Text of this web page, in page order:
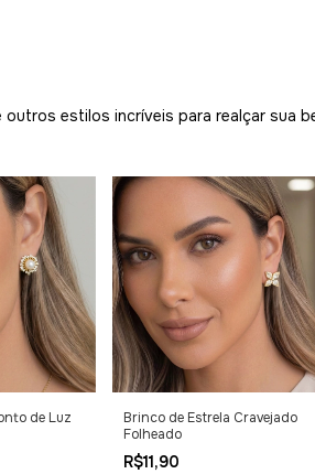
estilos incríveis para realçar sua
de Luz
Brinco de Estrela Cravejado
Folheado
R$11,90